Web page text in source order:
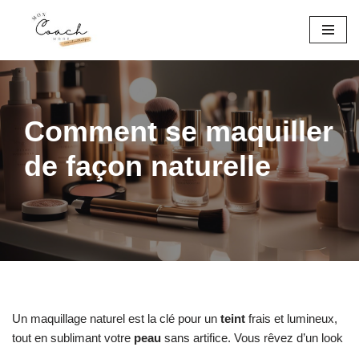
au
contenu
Comment se maquiller
de façon naturelle
Un maquillage naturel est la clé pour un teint frais et lumineux,
tout en sublimant votre peau sans artifice. Vous rêvez d’un look